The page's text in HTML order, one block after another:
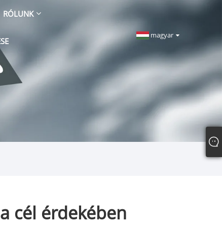
RÓLUNK
magyar
cél érdekében